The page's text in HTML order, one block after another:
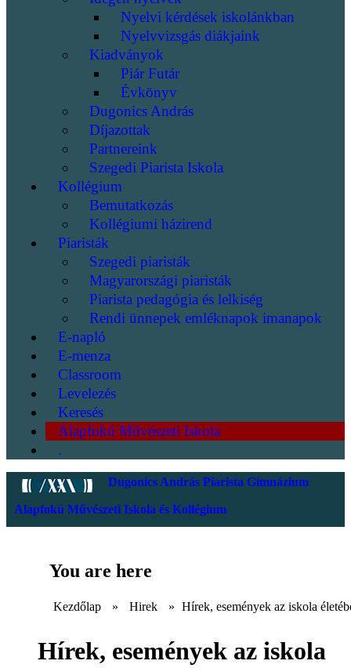
Nyelvi kérdések iskolánkban
Nyelvvizsgás diákjaink
Kiadványok
Piár Futár
Évkönyv
Dugonics András
Díjazottak
Partnereink
Szegedi Piarista Iskola
Kollégium
Bemutatkozás
Kollégiumi házirend
Piaristák
Szegedi piaristák
Magyarországi piaristák
Piarista pedagógia és lelkiség
Rendi ünnepek emléknapok imanapok
E-napló
E-menza
Classroom
Levelezés
Keresés
Alapfokú Művészeti Iskola
.
Dugonics András Piarista Gimnázium
Alapfokú Művészeti Iskola és Kollégium
You are here
Kezdőlap » Hirek » Hírek, események az iskola
Hírek, események az iskola